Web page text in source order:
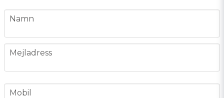
name
Namn
email
Mejladress
phone
Mobil